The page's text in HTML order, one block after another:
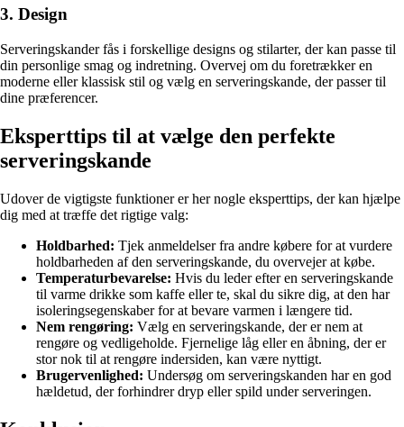
3. Design
Serveringskander fås i forskellige designs og stilarter, der kan passe til
din personlige smag og indretning. Overvej om du foretrækker en
moderne eller klassisk stil og vælg en serveringskande, der passer til
dine præferencer.
Eksperttips til at vælge den perfekte
serveringskande
Udover de vigtigste funktioner er her nogle eksperttips, der kan hjælpe
dig med at træffe det rigtige valg:
Holdbarhed: Tjek anmeldelser fra andre købere for at vurdere
holdbarheden af den serveringskande, du overvejer at købe.
Temperaturbevarelse: Hvis du leder efter en serveringskande
til varme drikke som kaffe eller te, skal du sikre dig, at den har
isoleringsegenskaber for at bevare varmen i længere tid.
Nem rengøring: Vælg en serveringskande, der er nem at
rengøre og vedligeholde. Fjernelige låg eller en åbning, der er
stor nok til at rengøre indersiden, kan være nyttigt.
Brugervenlighed: Undersøg om serveringskanden har en god
hældetud, der forhindrer dryp eller spild under serveringen.